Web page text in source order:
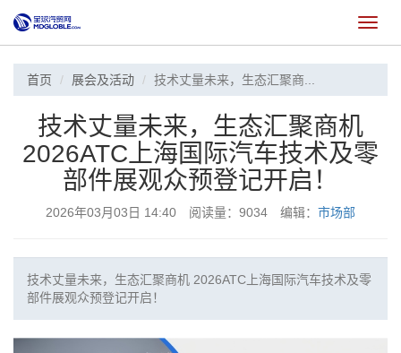
切
换
首页 展会及活动 技术丈量未来，生态汇聚商...
技术丈量未来，生态汇聚商机
2026ATC上海国际汽车技术及零
部件展观众预登记开启！
2026年03月03日 14:40 阅读量：9034 编辑： 市场部
技术丈量未来，生态汇聚商机 2026ATC上海国际汽车技术及零
部件展观众预登记开启！